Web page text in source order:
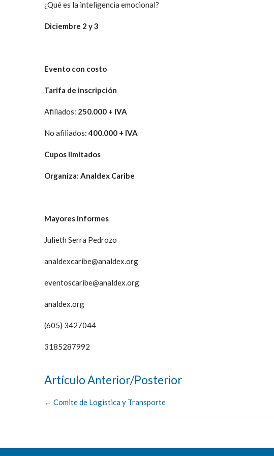
¿Qué es la inteligencia emocional?
Diciembre 2 y 3
Evento con costo
Tarifa de inscripción
Afiliados: 250.000 + IVA
No afiliados:400.000 + IVA
Cupos limitados
Organiza: Analdex Caribe
Mayores informes
Julieth Serra Pedrozo
analdexcaribe@analdex.org
eventoscaribe@analdex.org
analdex.org
(605) 3427044
3185287992
Artículo Anterior/Posterior
← Comite de Logistica y Transporte